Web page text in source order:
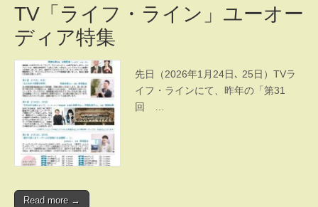
TV「ライフ・ライン」ユーオー
ディア特集
先日（2026年1月24日､ 25日）TVラ
イフ・ラインにて、昨年の「第31
回 …
Read more →